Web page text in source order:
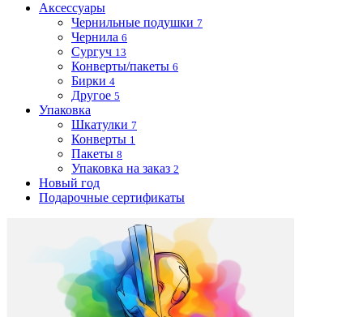
Аксессуары
Чернильные подушки 7
Чернила 6
Сургуч 13
Конверты/пакеты 6
Бирки 4
Другое 5
Упаковка
Шкатулки 7
Конверты 1
Пакеты 8
Упаковка на заказ 2
Новый год
Подарочные сертификаты